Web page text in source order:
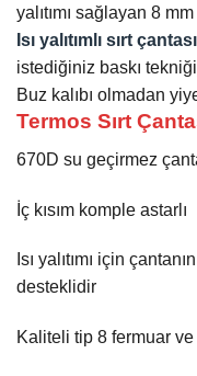
yalıtımı sağlayan 8
Isı yalıtımlı sırt çantası
istediğiniz baskı
Buz kalıbı olmadan
Termos Sırt
670D su geçirmez
İç kısım komple astarlı
Isı yalıtımı için
desteklidir
Kaliteli tip 8 fermuar